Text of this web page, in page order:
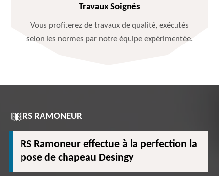
Travaux Soignés
Vous profiterez de travaux de qualité, exécutés
selon les normes par notre équipe expérimentée.
RS RAMONEUR
RS Ramoneur effectue à la perfection la
pose de chapeau Desingy